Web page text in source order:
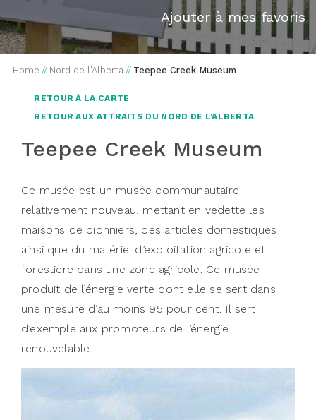
Ajouter à mes favoris
Home // Nord de l'Alberta // Teepee Creek Museum
RETOUR À LA CARTE
RETOUR AUX ATTRAITS DU NORD DE L'ALBERTA
Teepee Creek Museum
Ce musée est un musée communautaire
relativement nouveau, mettant en vedette les
maisons de pionniers, des articles domestiques
ainsi que du matériel d’exploitation agricole et
forestière dans une zone agricole. Ce musée
produit de l’énergie verte dont elle se sert dans
une mesure d’au moins 95 pour cent. Il sert
d’exemple aux promoteurs de l’énergie
renouvelable.